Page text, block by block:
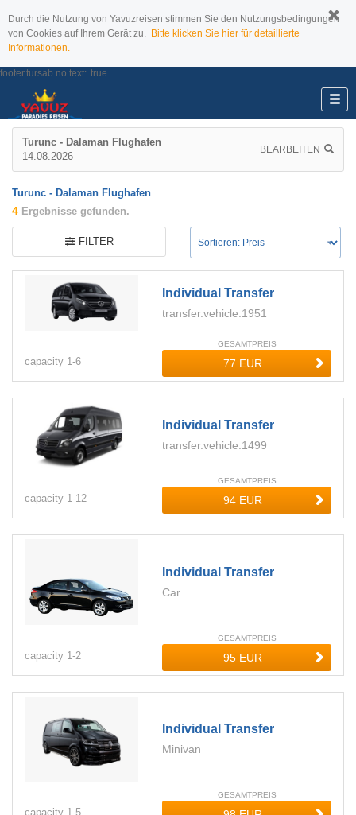
Durch die Nutzung von Yavuzreisen stimmen Sie den Nutzungsbedingungen
von Cookies auf Ihrem Gerät zu. Bitte klicken Sie hier für detaillierte
Informationen.
footer.tursab.no.text: true
Turunc - Dalaman Flughafen
14.08.2026
BEARBEITEN
Turunc - Dalaman Flughafen
4 Ergebnisse gefunden.
FILTER
Individual Transfer
transfer.vehicle.1951
capacity 1-6
GESAMTPREIS
Individual Transfer
transfer.vehicle.1499
capacity 1-12
GESAMTPREIS
Individual Transfer
Car
capacity 1-2
GESAMTPREIS
Individual Transfer
Minivan
capacity 1-5
GESAMTPREIS